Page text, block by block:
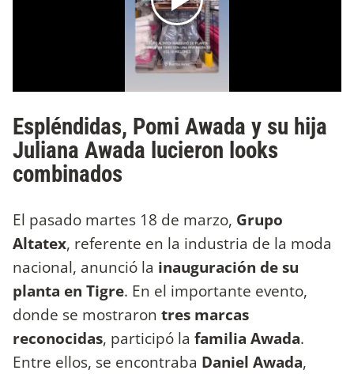
Espléndidas, Pomi Awada y su hija
Juliana Awada lucieron looks
combinados
El pasado martes 18 de marzo, Grupo
Altatex, referente en la industria de la moda
nacional, anunció la inauguración de su
planta en Tigre. En el importante evento,
donde se mostraron tres marcas
reconocidas, participó la familia Awada.
Entre ellos, se encontraba Daniel Awada,